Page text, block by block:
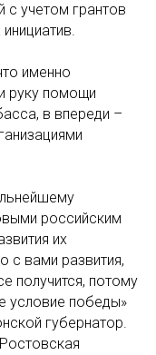
с учетом грантов
именно
руку помощи
в впереди –
российским
их
с вами развития,
получится, потому
условие победы»
губернатор.